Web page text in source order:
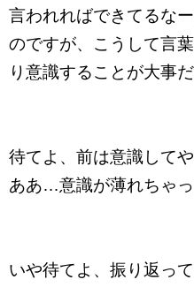
言われればできてるな
のですが、こうして言
り意識することが大事だ
待てよ、前は意識してや
ああ…意識が薄れちゃっ
いや待てよ、振り返っ